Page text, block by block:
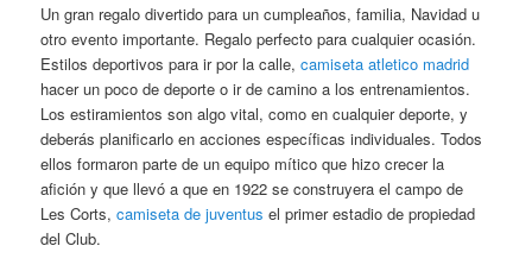
Un gran regalo divertido para un cumpleaños, familia, Navidad u
otro evento importante. Regalo perfecto para cualquier ocasión.
Estilos deportivos para ir por la calle,camiseta atletico madrid
hacer un poco de deporte o ir de camino a los entrenamientos.
Los estiramientos son algo vital, como en cualquier deporte, y
deberás planificarlo en acciones específicas individuales. Todos
ellos formaron parte de un equipo mítico que hizo crecer la
afición y que llevó a que en 1922 se construyera el campo de
Les Corts,camiseta de juventus el primer estadio de propiedad
del Club.